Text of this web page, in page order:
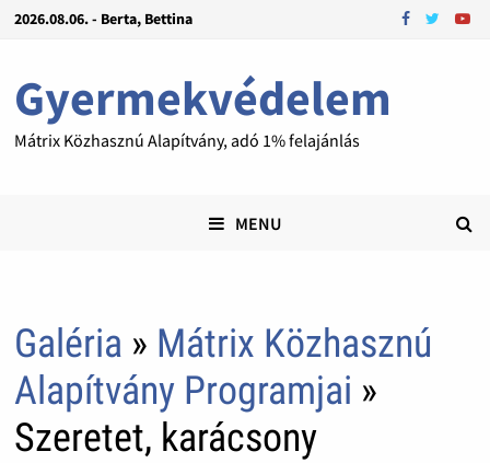
2026.08.06. - Berta, Bettina
Gyermekvédelem
Mátrix Közhasznú Alapítvány, adó 1% felajánlás
MENU
Galéria » Mátrix Közhasznú
Alapítvány Programjai »
Szeretet, karácsony